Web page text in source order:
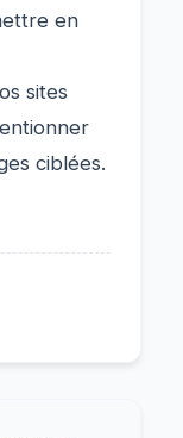
en
sites
ciblées.